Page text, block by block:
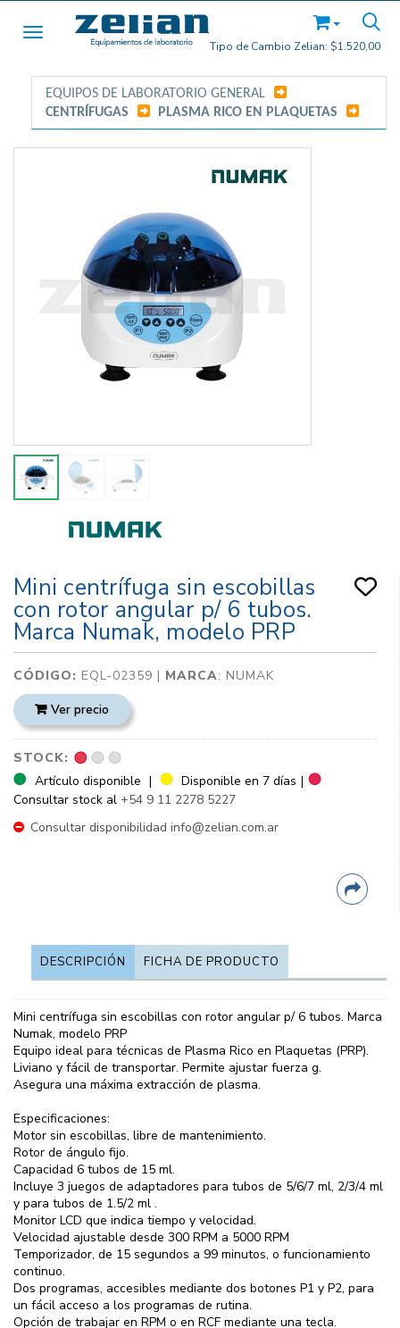
Tipo de Cambio Zelian: $1.520,00
Toggle navigation
EQUIPOS DE LABORATORIO GENERAL
CENTRÍFUGAS
PLASMA RICO EN PLAQUETAS
Mini centrífuga sin escobillas
con rotor angular p/ 6 tubos.
Marca Numak, modelo PRP
CÓDIGO: EQL-02359 | MARCA: NUMAK
Ver precio
STOCK:
Artículo disponible | Disponible en 7 días |
Consultar stock al +54 9 11 2278 5227
Consultar disponibilidad info@zelian.com.ar
DESCRIPCIÓN FICHA DE PRODUCTO
Mini centrífuga sin escobillas con rotor angular p/ 6 tubos. Marca
Numak, modelo PRP
Equipo ideal para técnicas de Plasma Rico en Plaquetas (PRP).
Liviano y fácil de transportar. Permite ajustar fuerza g.
Asegura una máxima extracción de plasma.
Especificaciones:
Motor sin escobillas, libre de mantenimiento.
Rotor de ángulo fijo.
Capacidad 6 tubos de 15 ml.
Incluye 3 juegos de adaptadores para tubos de 5/6/7 ml, 2/3/4 ml
y para tubos de 1.5/2 ml .
Monitor LCD que indica tiempo y velocidad.
Velocidad ajustable desde 300 RPM a 5000 RPM
Temporizador, de 15 segundos a 99 minutos, o funcionamiento
continuo.
Dos programas, accesibles mediante dos botones P1 y P2, para
un fácil acceso a los programas de rutina.
Opción de trabajar en RPM o en RCF mediante una tecla.